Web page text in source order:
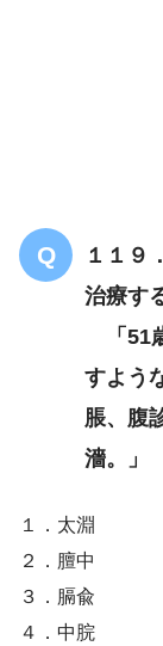
１１９
治療す
「51
すよう
脹、腹
濇。」
１．太淵
２．膻中
３．膈兪
４．中脘